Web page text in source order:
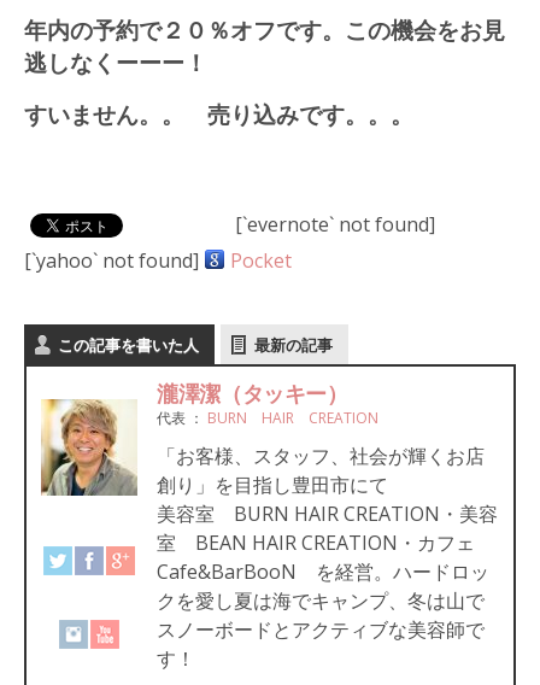
年内の予約で２０％オフです。この機会をお見
逃しなくーーー！
すいません。。 売り込みです。。。
[`evernote` not found]
[`yahoo` not found]
Pocket
この記事を書いた人 最新の記事
瀧澤潔（タッキー）
代表 ： BURN HAIR CREATION
「お客様、スタッフ、社会が輝くお店
創り」を目指し豊田市にて
美容室 BURN HAIR CREATION・美容
室 BEAN HAIR CREATION・カフェ
Cafe&BarBooN を経営。ハードロッ
クを愛し夏は海でキャンプ、冬は山で
スノーボードとアクティブな美容師で
す！